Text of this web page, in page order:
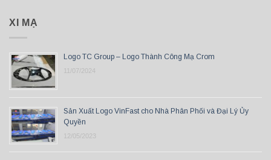
XI MẠ
Logo TC Group – Logo Thành Công Mạ Crom
11/07/2024
Sản Xuất Logo VinFast cho Nhà Phân Phối và Đại Lý Ủy
Quyền
12/05/2023